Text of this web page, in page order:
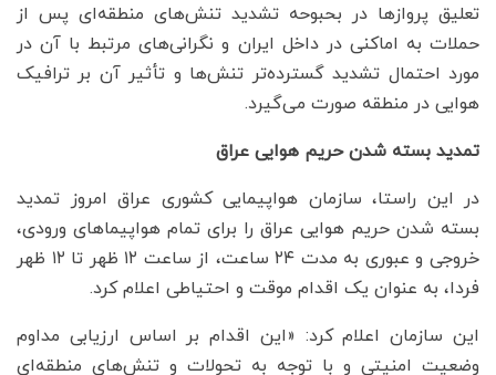
تعلیق پروازها در بحبوحه تشدید تنش‌های منطقه‌ای پس از
حملات به اماکنی در داخل ایران و نگرانی‌های مرتبط با آن در
مورد احتمال تشدید گسترده‌تر تنش‌ها و تأثیر آن بر ترافیک
هوایی در منطقه صورت می‌گیرد.
تمدید بسته شدن حریم هوایی عراق
در این راستا، سازمان هواپیمایی کشوری عراق امروز تمدید
بسته شدن حریم هوایی عراق را برای تمام هواپیماهای ورودی،
خروجی و عبوری به مدت ۲۴ ساعت، از ساعت ۱۲ ظهر تا ۱۲ ظهر
فردا، به عنوان یک اقدام موقت و احتیاطی اعلام کرد.
این سازمان اعلام کرد: «این اقدام بر اساس ارزیابی مداوم
وضعیت امنیتی و با توجه به تحولات و تنش‌های منطقه‌ای